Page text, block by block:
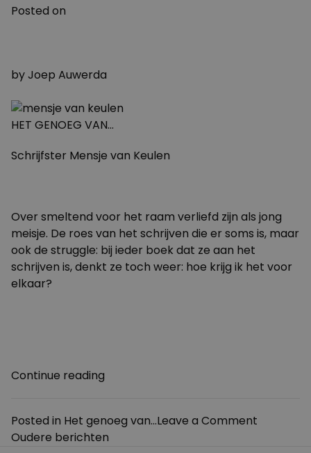
Posted on
byJoep Auwerda
HET GENOEG VAN…
Schrijfster Mensje van Keulen
Over smeltend voor het raam verliefd zijn als jong
meisje. De roes van het schrijven die er soms is, maar
ook de struggle: bij ieder boek dat ze aan het
schrijven is, denkt ze toch weer: hoe krijg ik het voor
elkaar?
Continue reading
Schrijfster
Mensje
Posted in Het genoeg van...Leave a Comment
Berichten
Oudere berichten